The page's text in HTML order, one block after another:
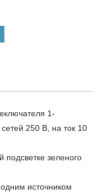
1-
250 В, на ток 10
подсветке зеленого
источником